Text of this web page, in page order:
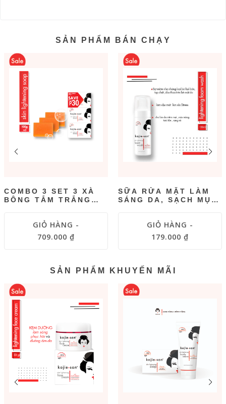
SẢN PHẨM BÁN CHẠY
COMBO 3 SET 3 XÀ
BÔNG TẮM TRẮNG
GIỎ HÀNG -
709.000 ₫
SỮA RỬA MẶT LÀM
SÁNG DA, SẠCH MỤN
FOAM WASH 150ML
GIỎ HÀNG -
179.000 ₫
SẢN PHẨM KHUYẾN MÃI